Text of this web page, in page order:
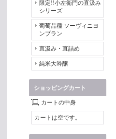
限定!!小左衛門の直汲み
シリーズ
葡萄品種 ソーヴィニヨ
ンブラン
直汲み・直詰め
純米大吟醸
ショッピングカート
カートの中身
カートは空です。